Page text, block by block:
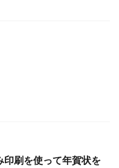
刷を使って年賀状を